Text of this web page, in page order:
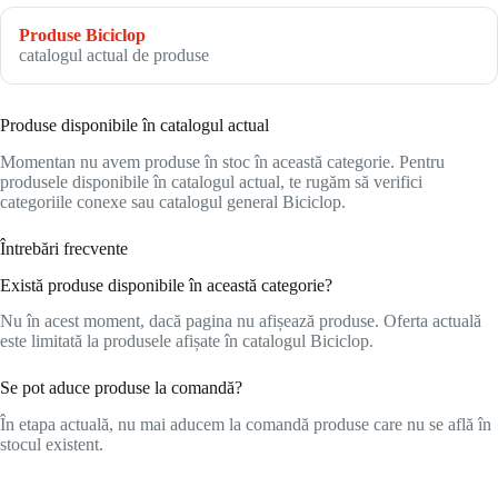
Produse Biciclop
catalogul actual de produse
Produse disponibile în catalogul actual
Momentan nu avem produse în stoc în această categorie. Pentru
produsele disponibile în catalogul actual, te rugăm să verifici
categoriile conexe sau catalogul general Biciclop.
Întrebări frecvente
Există produse disponibile în această categorie?
Nu în acest moment, dacă pagina nu afișează produse. Oferta actuală
este limitată la produsele afișate în catalogul Biciclop.
Se pot aduce produse la comandă?
În etapa actuală, nu mai aducem la comandă produse care nu se află în
stocul existent.